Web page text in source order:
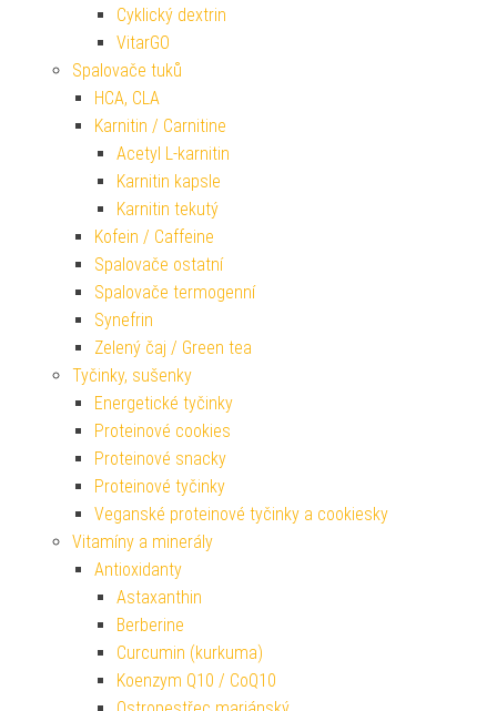
Cyklický dextrin
VitarGO
Spalovače tuků
HCA, CLA
Karnitin / Carnitine
Acetyl L-karnitin
Karnitin kapsle
Karnitin tekutý
Kofein / Caffeine
Spalovače ostatní
Spalovače termogenní
Synefrin
Zelený čaj / Green tea
Tyčinky, sušenky
Energetické tyčinky
Proteinové cookies
Proteinové snacky
Proteinové tyčinky
Veganské proteinové tyčinky a cookiesky
Vitamíny a minerály
Antioxidanty
Astaxanthin
Berberine
Curcumin (kurkuma)
Koenzym Q10 / CoQ10